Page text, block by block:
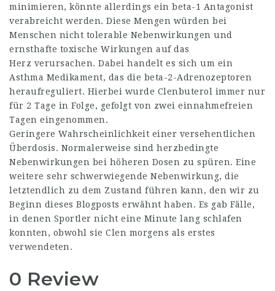
minimieren, könnte allerdings ein beta-1 Antagonist
verabreicht werden. Diese Mengen würden bei
Menschen nicht tolerable Nebenwirkungen und
ernsthafte toxische Wirkungen auf das
Herz verursachen. Dabei handelt es sich um ein
Asthma Medikament, das die beta-2-Adrenozeptoren
heraufreguliert. Hierbei wurde Clenbuterol immer nur
für 2 Tage in Folge, gefolgt von zwei einnahmefreien
Tagen eingenommen.
Geringere Wahrscheinlichkeit einer versehentlichen
Überdosis. Normalerweise sind herzbedingte
Nebenwirkungen bei höheren Dosen zu spüren. Eine
weitere sehr schwerwiegende Nebenwirkung, die
letztendlich zu dem Zustand führen kann, den wir zu
Beginn dieses Blogposts erwähnt haben. Es gab Fälle,
in denen Sportler nicht eine Minute lang schlafen
konnten, obwohl sie Clen morgens als erstes
verwendeten.
0 Review